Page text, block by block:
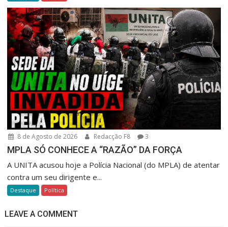
8 de Agosto de 2026 Redacção F8 3
MPLA SÓ CONHECE A “RAZÃO” DA FORÇA
A UNITA acusou hoje a Polícia Nacional (do MPLA) de atentar
contra um seu dirigente e...
Destaque Política
LEAVE A COMMENT